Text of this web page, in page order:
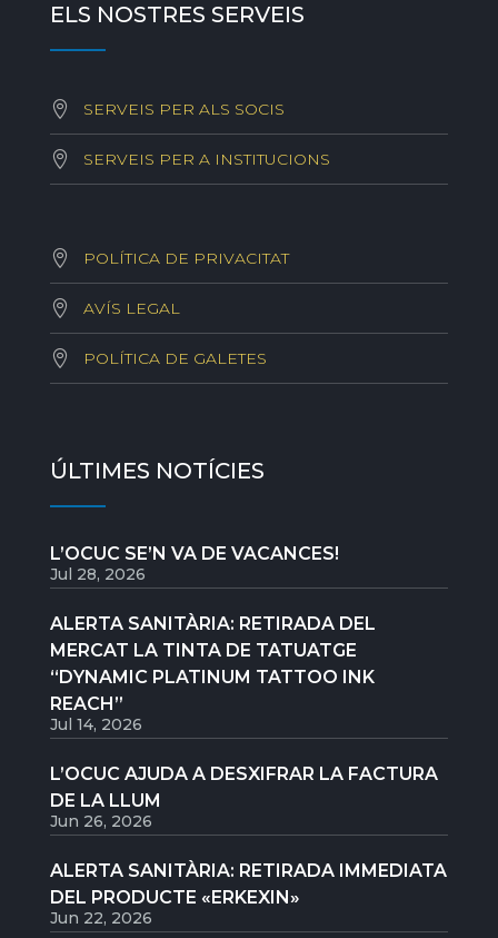
ELS NOSTRES SERVEIS
SERVEIS PER ALS SOCIS
SERVEIS PER A INSTITUCIONS
POLÍTICA DE PRIVACITAT
AVÍS LEGAL
POLÍTICA DE GALETES
ÚLTIMES NOTÍCIES
L’OCUC SE’N VA DE VACANCES!
Jul 28, 2026
ALERTA SANITÀRIA: RETIRADA DEL
MERCAT LA TINTA DE TATUATGE
“DYNAMIC PLATINUM TATTOO INK
REACH”
Jul 14, 2026
L’OCUC AJUDA A DESXIFRAR LA FACTURA
DE LA LLUM
Jun 26, 2026
ALERTA SANITÀRIA: RETIRADA IMMEDIATA
DEL PRODUCTE «ERKEXIN»
Jun 22, 2026